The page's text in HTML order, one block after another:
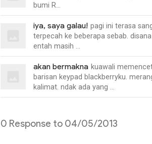
bumi R…
iya, saya galau! pagi ini terasa
terpecah ke beberapa sebab.
entah masih …
akan bermakna kuawali
barisan keypad blackberryku.
kalimat. ndak ada yang …
0 Response to 04/05/2013